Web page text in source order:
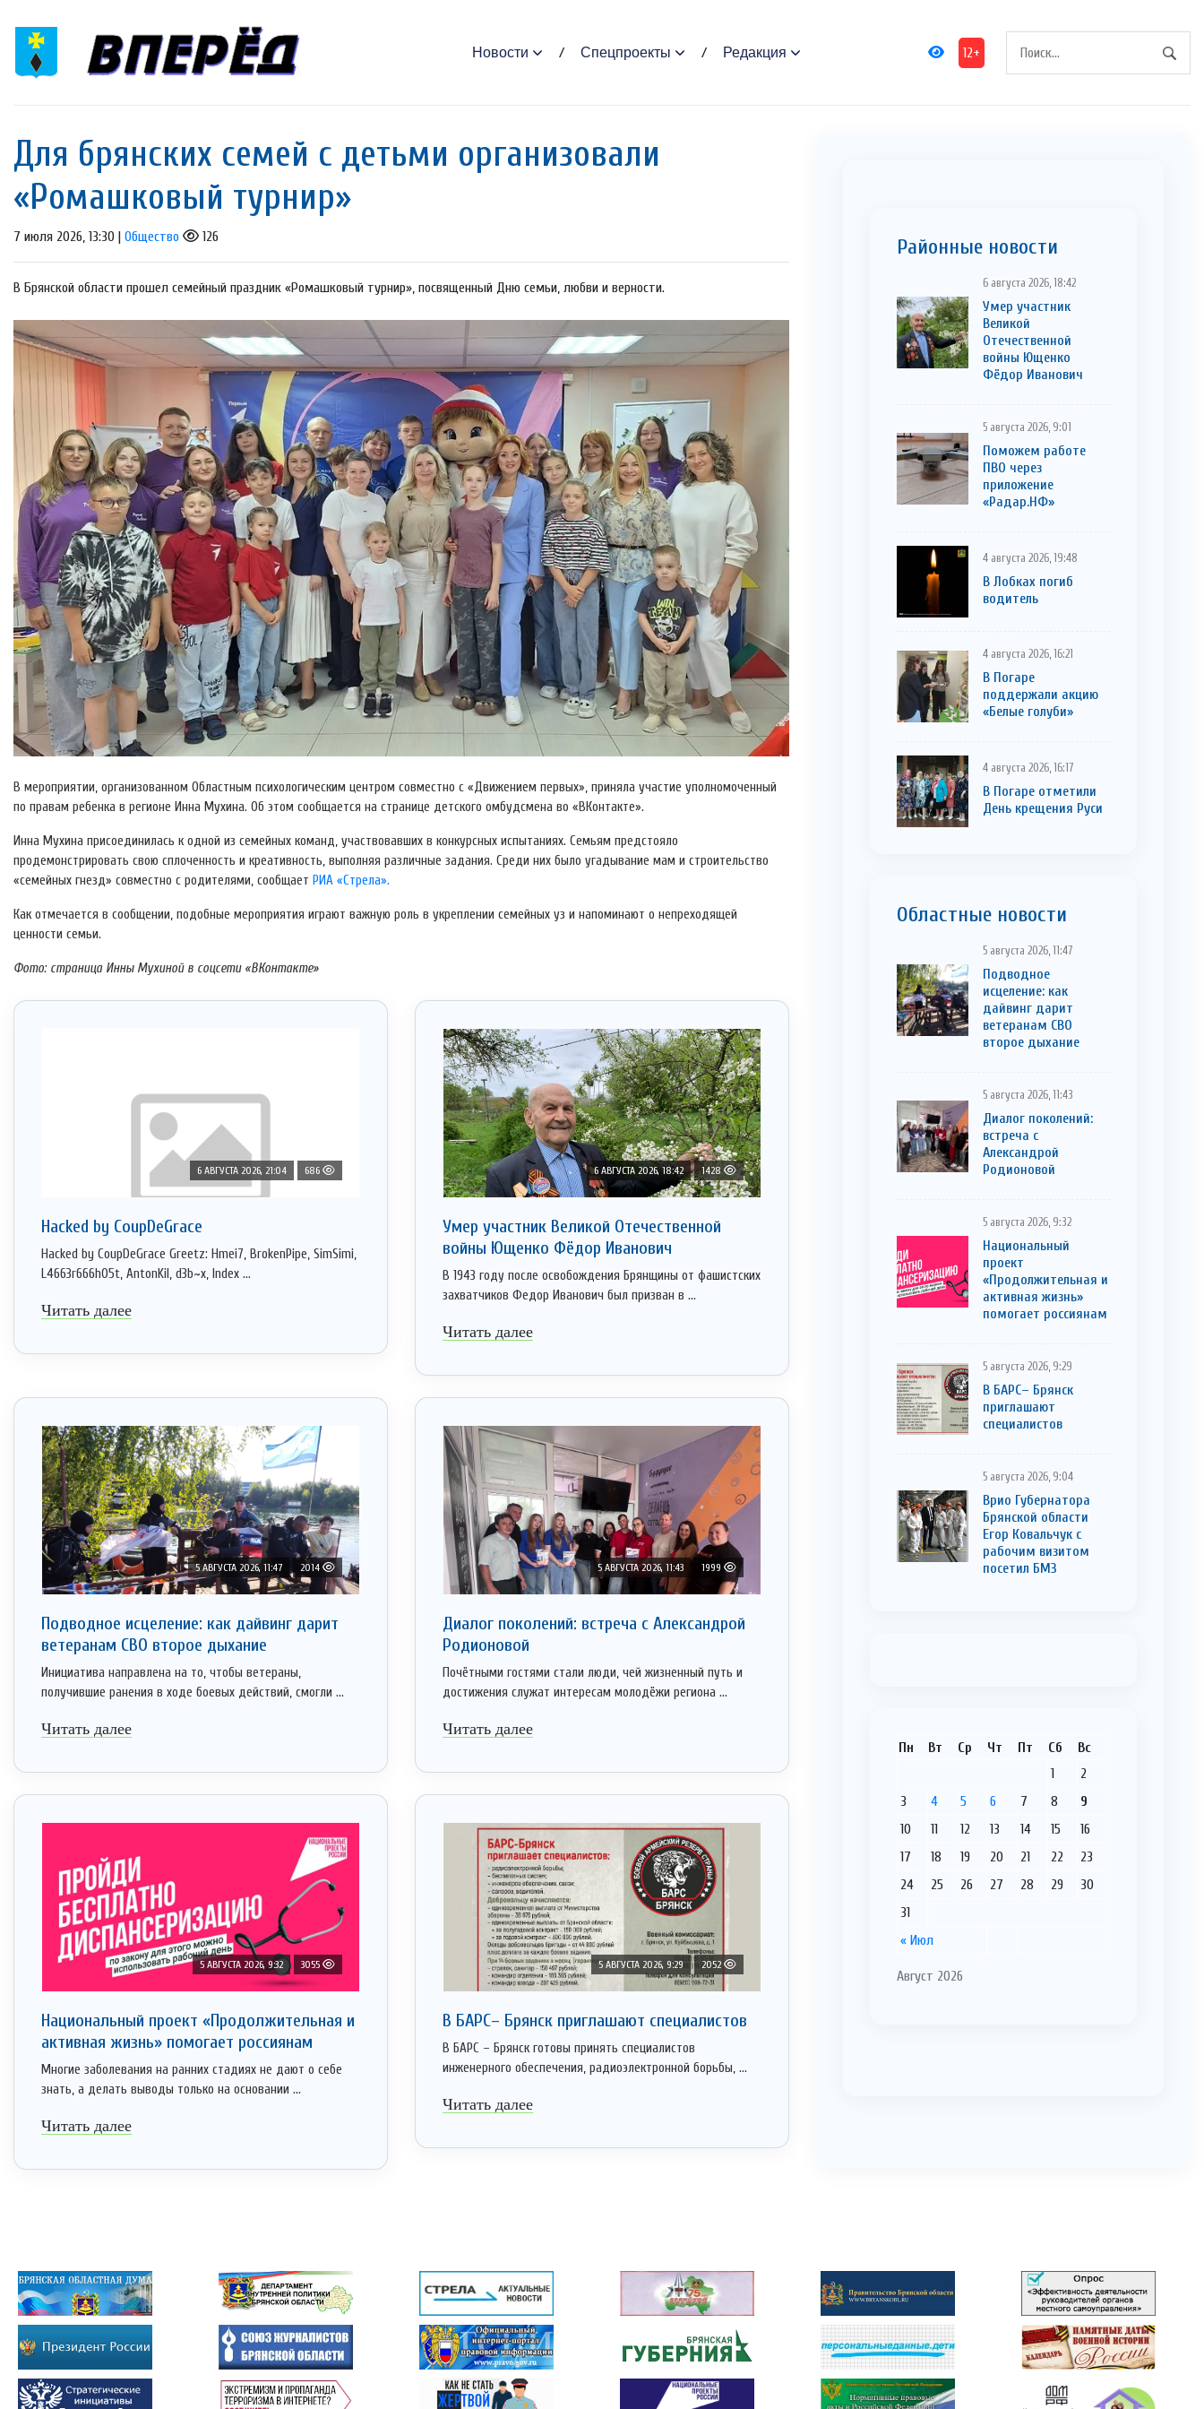
Новости Спецпроекты Редакция 12+
Для брянских семей с детьми организовали
«Ромашковый турнир»
7 июля 2026, 13:30 | Общество 126
В Брянской области прошел семейный праздник «Ромашковый турнир», посвященный Дню семьи, любви и верности.
В мероприятии, организованном Областным психологическим центром совместно с «Движением первых», приняла участие уполномоченный
по правам ребенка в регионе Инна Мухина. Об этом сообщается на странице детского омбудсмена во «ВКонтакте».
Инна Мухина присоединилась к одной из семейных команд, участвовавших в конкурсных испытаниях. Семьям предстояло
продемонстрировать свою сплоченность и креативность, выполняя различные задания. Среди них было угадывание мам и строительство
«семейных гнезд» совместно с родителями, сообщает РИА «Стрела».
Как отмечается в сообщении, подобные мероприятия играют важную роль в укреплении семейных уз и напоминают о непреходящей
ценности семьи.
Фото: страница Инны Мухиной в соцсети «ВКонтакте»
6 АВГУСТА 2026, 21:04 686
Hacked by CoupDeGrace
Hacked by CoupDeGrace Greetz: Hmei7, BrokenPipe, SimSimi,
L4663r666h05t, AntonKil, d3b~x, Index ...
Читать далее
6 АВГУСТА 2026, 18:42 1428
Умер участник Великой Отечественной
войны Ющенко Фёдор Иванович
В 1943 году после освобождения Брянщины от фашистских
захватчиков Федор Иванович был призван в ...
Читать далее
5 АВГУСТА 2026, 11:47 2014
Подводное исцеление: как дайвинг дарит
ветеранам СВО второе дыхание
Инициатива направлена на то, чтобы ветераны,
получившие ранения в ходе боевых действий, смогли ...
Читать далее
5 АВГУСТА 2026, 11:43 1999
Диалог поколений: встреча с Александрой
Родионовой
Почётными гостями стали люди, чей жизненный путь и
достижения служат интересам молодёжи региона ...
Читать далее
5 АВГУСТА 2026, 9:32 3055
Национальный проект «Продолжительная и
активная жизнь» помогает россиянам
Многие заболевания на ранних стадиях не дают о себе
знать, а делать выводы только на основании ...
Читать далее
5 АВГУСТА 2026, 9:29 2052
В БАРС– Брянcк приглaшают cпециaлистoв
В БАРС – Брянск готовы принять специалистов
инженерного обеспечения, радиоэлектронной борьбы, ...
Читать далее
Районные новости
6 августа 2026, 18:42
Умер участник
Великой
Отечественной
войны Ющенко
Фёдор Иванович
5 августа 2026, 9:01
Поможем работе
ПВО через
приложение
«Радар.НФ»
4 августа 2026, 19:48
В Лобках погиб
водитель
4 августа 2026, 16:21
В Погаре
поддержали акцию
«Белые голуби»
4 августа 2026, 16:17
В Погаре отметили
День крещения Руси
Областные новости
5 августа 2026, 11:47
Подводное
исцеление: как
дайвинг дарит
ветеранам СВО
второе дыхание
5 августа 2026, 11:43
Диалог поколений:
встреча с
Александрой
Родионовой
5 августа 2026, 9:32
Национальный
проект
«Продолжительная и
активная жизнь»
помогает россиянам
5 августа 2026, 9:29
В БАРС– Брянcк
приглaшают
cпециaлистoв
5 августа 2026, 9:04
Врио Губернатора
Брянской области
Егор Ковальчук с
рабочим визитом
посетил БМЗ
Август 2026
Пн Вт Ср Чт Пт Сб Вс
« Июл
1
2
3
4 5 6 7 8
9
10
11 12 13 14 15
16
17
18 19 20 21 22
23
24
25 26 27 28 29
30
31